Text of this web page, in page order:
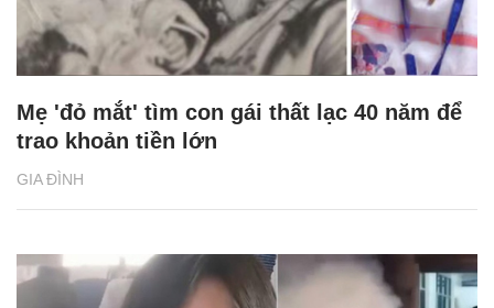
GIA ĐÌNH
Mẹ 'đỏ mắt' tìm con gái thất lạc 40 năm để
trao khoản tiền lớn